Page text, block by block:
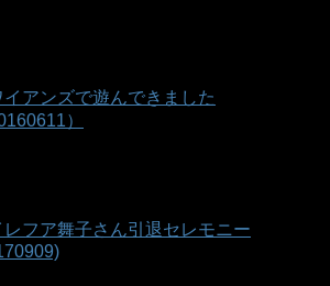
イアンズで遊んできました
）
レフア舞子さん引退セレモニー